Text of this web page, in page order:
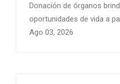
Donación de órganos
oportunidades de vida a
Michoacán
Ago 03, 2026